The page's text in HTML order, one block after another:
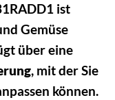
ist
Gemüse
über eine
, mit der Sie
können.